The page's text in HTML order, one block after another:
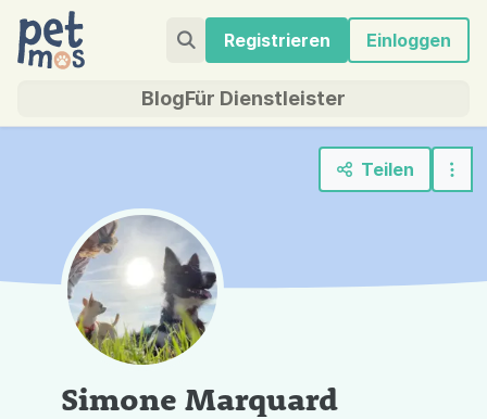
Registrieren Einloggen
BlogFür Dienstleister
Teilen
Simone Marquard